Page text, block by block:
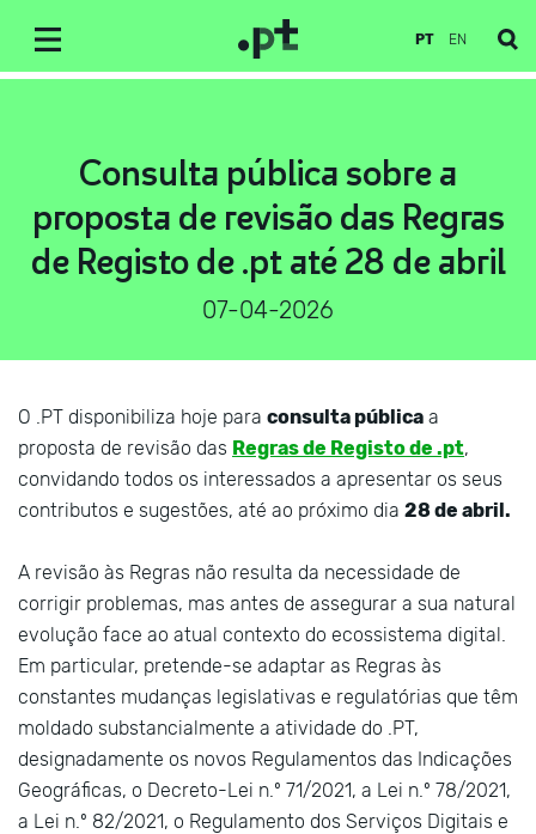
PT EN
Consulta pública sobre a
proposta de revisão das Regras
de Registo de .pt até 28 de abril
07-04-2026
O .PT disponibiliza hoje para consulta pública a
proposta de revisão das Regras de Registo de .pt,
convidando todos os interessados a apresentar os seus
contributos e sugestões, até ao próximo dia 28 de abril.
A revisão às Regras não resulta da necessidade de
corrigir problemas, mas antes de assegurar a sua natural
evolução face ao atual contexto do ecossistema digital.
Em particular, pretende-se adaptar as Regras às
constantes mudanças legislativas e regulatórias que têm
moldado substancialmente a atividade do .PT,
designadamente os novos Regulamentos das Indicações
Geográficas, o Decreto-Lei n.º 71/2021, a Lei n.º 78/2021,
a Lei n.º 82/2021, o Regulamento dos Serviços Digitais e